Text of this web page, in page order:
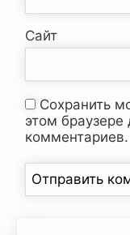
Сайт
Сохранить
этом
комментариев.